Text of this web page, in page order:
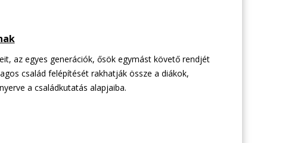
az egyes generációk, ősök egymást követő rendjét
család felépítését rakhatják össze a diákok,
a családkutatás alapjaiba.